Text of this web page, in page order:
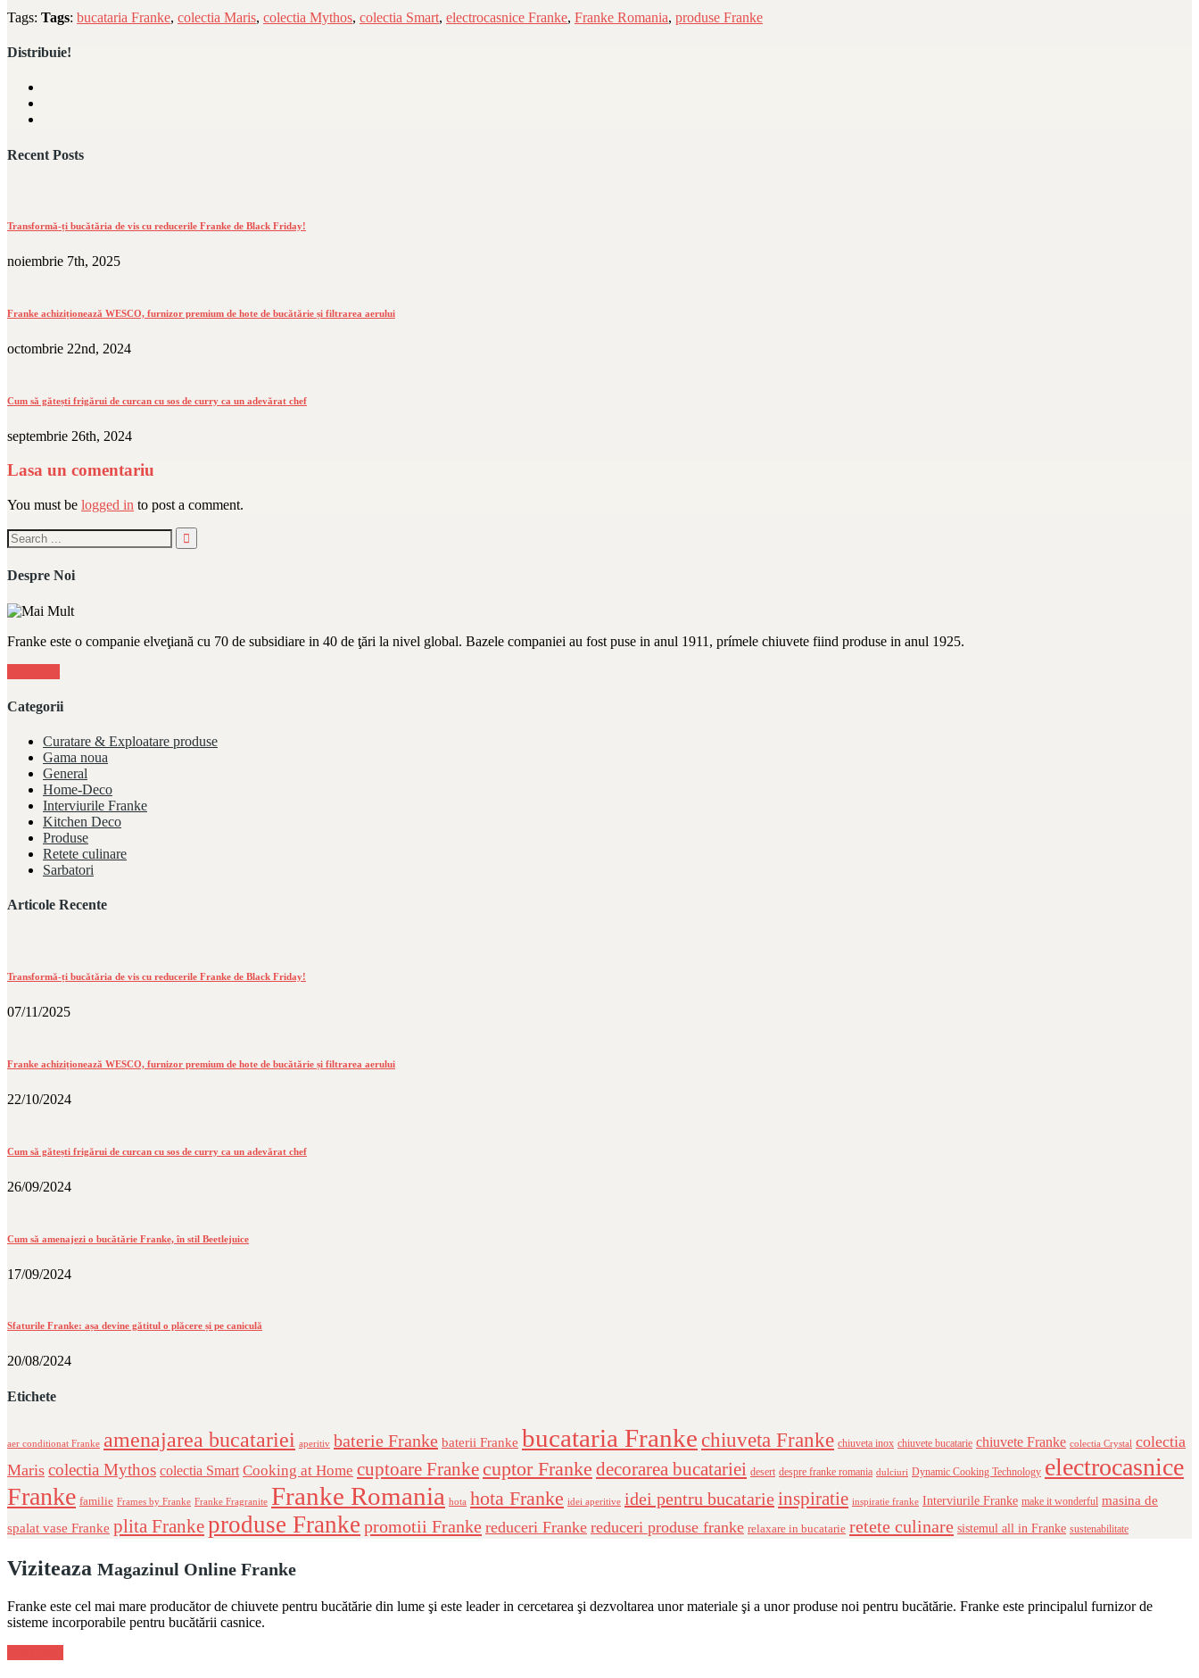
Tags: Tags: bucataria Franke, colectia Maris, colectia Mythos, colectia Smart, electrocasnice Franke, Franke Romania, produse Franke
Distribuie!
Recent Posts
Transformă-ți bucătăria de vis cu reducerile Franke de Black Friday!
noiembrie 7th, 2025
Franke achiziționează WESCO, furnizor premium de hote de bucătărie și filtrarea aerului
octombrie 22nd, 2024
Cum să gătești frigărui de curcan cu sos de curry ca un adevărat chef
septembrie 26th, 2024
Lasa un comentariu
You must be logged in to post a comment.
Despre Noi
Franke este o companie elveţiană cu 70 de subsidiare in 40 de ţări la nivel global. Bazele companiei au fost puse in anul 1911, prímele chiuvete fiind produse in anul 1925.
Categorii
Curatare & Exploatare produse
Gama noua
General
Home-Deco
Interviurile Franke
Kitchen Deco
Produse
Retete culinare
Sarbatori
Articole Recente
Transformă-ți bucătăria de vis cu reducerile Franke de Black Friday!
07/11/2025
Franke achiziționează WESCO, furnizor premium de hote de bucătărie și filtrarea aerului
22/10/2024
Cum să gătești frigărui de curcan cu sos de curry ca un adevărat chef
26/09/2024
Cum să amenajezi o bucătărie Franke, în stil Beetlejuice
17/09/2024
Sfaturile Franke: așa devine gătitul o plăcere și pe caniculă
20/08/2024
Etichete
aer conditionat Franke amenajarea bucatariei aperitiv baterie Franke baterii Franke bucataria Franke chiuveta Franke chiuveta inox chiuvete bucatarie chiuvete Franke colectia Crystal colectia
Maris colectia Mythos colectia Smart Cooking at Home cuptoare Franke cuptor Franke decorarea bucatariei desert despre franke romania dulciuri Dynamic Cooking Technology electrocasnice
Franke familie Frames by Franke Franke Fragranite Franke Romania hota hota Franke idei aperitive idei pentru bucatarieinspiratie inspiratie franke Interviurile Franke make it wonderful masina de
spalat vase Franke plita Frankeproduse Franke promotii Franke reduceri Franke reduceri produse franke relaxare in bucatarie retete culinare sistemul all in Franke sustenabilitate
Viziteaza Magazinul Online Franke
Franke este cel mai mare producător de chiuvete pentru bucătărie din lume şi este leader in cercetarea şi dezvoltarea unor materiale şi a unor produse noi pentru bucătărie. Franke este principalul furnizor de
sisteme incorporabile pentru bucătării casnice.